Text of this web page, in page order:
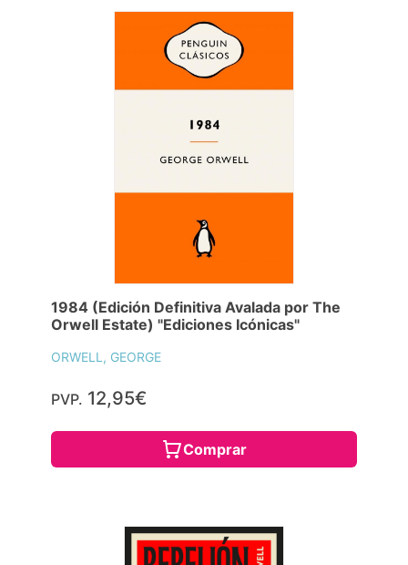
1984 (Edición Definitiva Avalada por The
Orwell Estate) "Ediciones Icónicas"
ORWELL, GEORGE
PVP. 12,95€
Comprar